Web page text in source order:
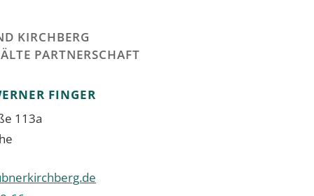
KIRCHBERG
PARTNERSCHAFT
FINGER
113a